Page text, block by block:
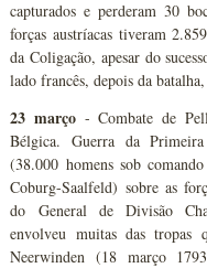
capturados e perderam 30
forças austríacas tiveram
da Coligação, apesar do
lado francês, depois da
23 março - Combate de
Bélgica. Guerra da
(38.000 homens sob
Coburg-Saalfeld) sobre as
do General de Divisão
envolveu muitas das tropas
Neerwinden (18 março